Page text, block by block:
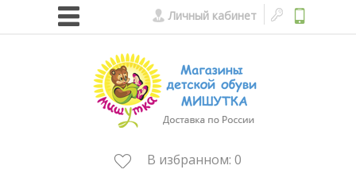
Личный кабинет
В избранном: 0